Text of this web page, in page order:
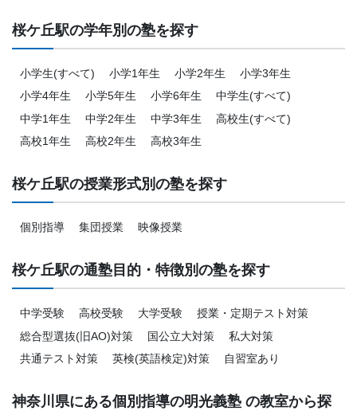
桜ケ丘駅の学年別の塾を探す
小学生(すべて) 小学1年生 小学2年生
小学3年生
小学4年生
小学5年生 小学6年生
中学生(すべて)
中学1年生
中学2年生 中学3年生
高校生(すべて)
高校1年生
高校2年生 高校3年生
桜ケ丘駅の授業形式別の塾を探す
個別指導 集団授業 映像授業
桜ケ丘駅の通塾目的・特徴別の塾を探す
中学受験 高校受験 大学受験
授業・定期テスト対策
総合型選抜(旧AO)対策
国公立大対策
私大対策
共通テスト対策
英検(英語検定)対策 自習室あり
神奈川県にある個別指導の明光義塾 の教室から探